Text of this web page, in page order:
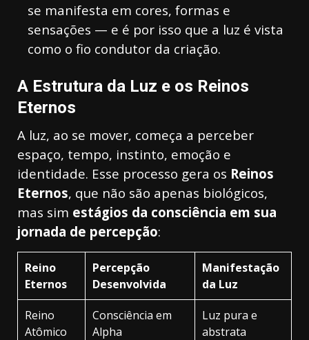
se manifesta em cores, formas e
sensações — e é por isso que a luz é vista
como o fio condutor da criação.
A Estrutura da Luz e os Reinos
Eternos
A luz, ao se mover, começa a perceber
espaço, tempo, instinto, emoção e
identidade. Esse processo gera os Reinos
Eternos, que não são apenas biológicos,
mas sim estágios da consciência em sua
jornada de percepção:
Reino
Eternos
Percepção
Desenvolvida
Manifestação
da Luz
Reino
Atômico
Consciência em
Alpha
Luz pura e
abstrata